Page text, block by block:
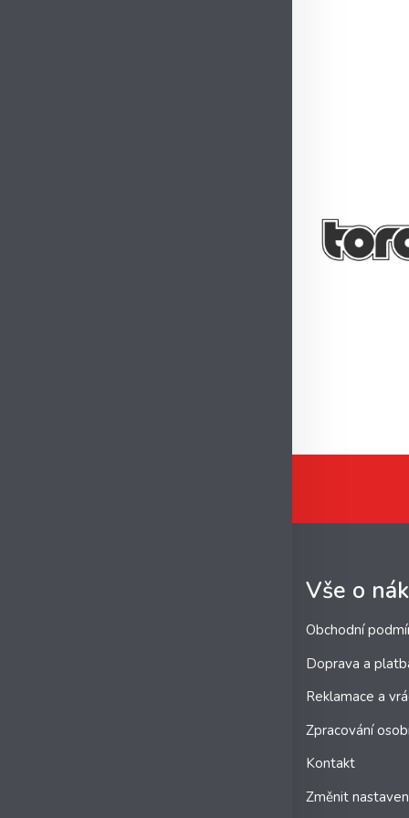
Vše o
Obchodní
Doprava a
Reklamace a
Zpracování
Kontakt
Změnit